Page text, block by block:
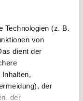
Technologien (z. B.
von
dient der
der
der